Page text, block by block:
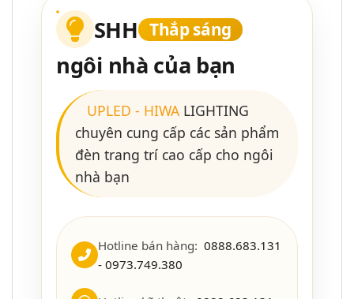
SHH Thắp sáng
ngôi nhà của bạn
UPLED - HIWA LIGHTING
chuyên cung cấp các sản phẩm
đèn trang trí cao cấp cho ngôi
nhà bạn
Hotline bán hàng: 0888.683.131
- 0973.749.380